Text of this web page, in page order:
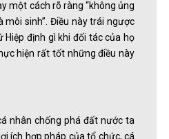
một cách rõ ràng “không ủng
môi sinh”. Điều này trái ngược
định gì khi đối tác của họ
hiện rất tốt những điều này
nhân chống phá đất nước ta
ích hợp pháp của tổ chức, cá